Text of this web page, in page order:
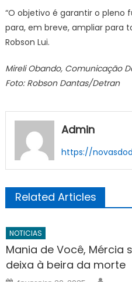
“O objetivo é garantir o
para, em breve, ampliar para
Robson Lui.
Mireli Obando, Comunicação
Foto: Robson Dantas/Detran
Admin
https://
Related Articles
NOTICIAS
Mania de Você, Mércia
deixa à beira da morte
Posted